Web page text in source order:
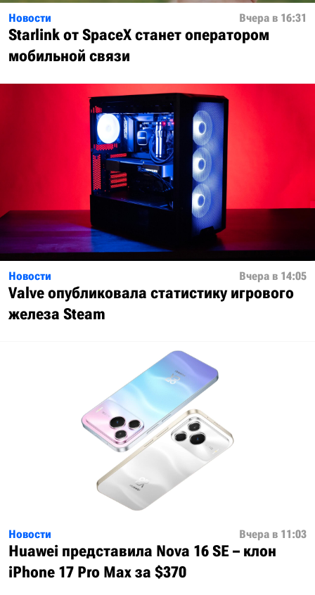
Новости Вчера в 16:31
Starlink от SpaceX станет оператором
мобильной связи
Новости Вчера в 14:05
Valve опубликовала статистику игрового
железа Steam
Новости Вчера в 11:03
Huawei представила Nova 16 SE – клон
iPhone 17 Pro Max за $370